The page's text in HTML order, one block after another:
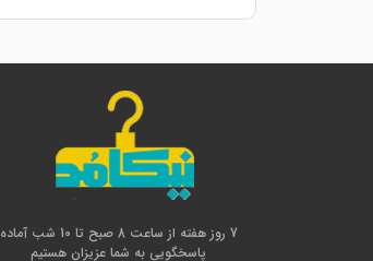
7 روز هفته از ساعت 8 صبح تا 10 شب آماده
پاسخگویی به شما عزیزان هستیم